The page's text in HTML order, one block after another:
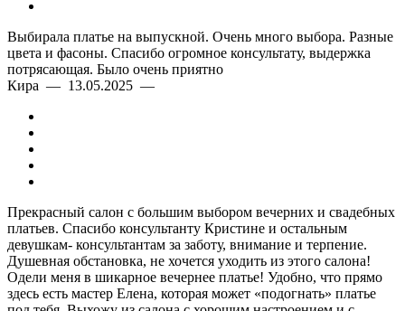
Выбирала платье на выпускной. Очень много выбора. Разные
цвета и фасоны. Спасибо огромное консультату, выдержка
потрясающая. Было очень приятно
Кира — 13.05.2025 —
Прекрасный салон с большим выбором вечерних и свадебных
платьев. Спасибо консультанту Кристине и остальным
девушкам- консультантам за заботу, внимание и терпение.
Душевная обстановка, не хочется уходить из этого салона!
Одели меня в шикарное вечернее платье! Удобно, что прямо
здесь есть мастер Елена, которая может «подогнать» платье